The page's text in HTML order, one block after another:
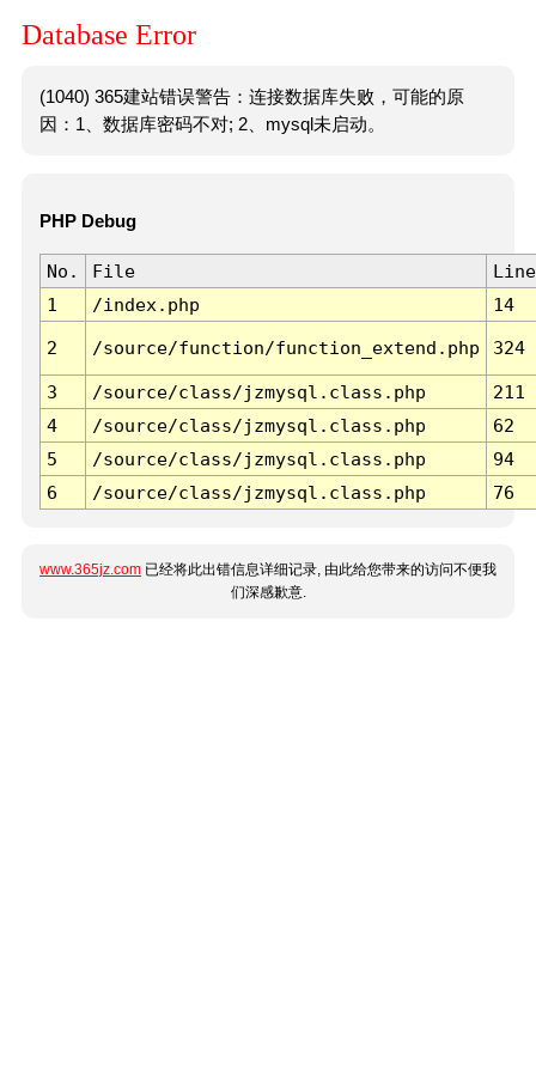
Database Error
(1040) 365建站错误警告：连接数据库失败，可能的原
因：1、数据库密码不对; 2、mysql未启动。
PHP Debug
No. File
Line
1
/index.php 14
2 /source/function/function_extend.php 324
3 /source/class/jzmysql.class.php
211
4
/source/class/jzmysql.class.php
62
5
/source/class/jzmysql.class.php
94
6
/source/class/jzmysql.class.php 76
www.365jz.com 已经将此出错信息详细记录, 由此给您带来的访问不便我
们深感歉意.